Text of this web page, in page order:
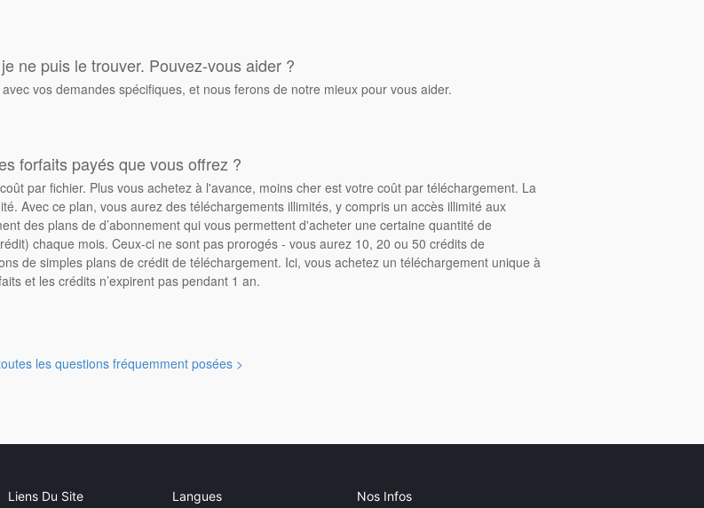
ne puis le trouver. Pouvez-vous aider ?
vos demandes spécifiques, et nous ferons de notre mieux pour vous aider.
forfaits payés que vous offrez ?
par fichier. Plus vous achetez à l'avance, moins cher est votre coût par téléchargement. La
Avec ce plan, vous aurez des téléchargements illimités, y compris un accès illimité aux
des plans de d’abonnement qui vous permettent d'acheter une certaine quantité de
chaque mois. Ceux-ci ne sont pas prorogés - vous aurez 10, 20 ou 50 crédits de
de simples plans de crédit de téléchargement. Ici, vous achetez un téléchargement unique à
et les crédits n’expirent pas pendant 1 an.
les questions fréquemment posées >
Liens Du Site Langues Nos Infos